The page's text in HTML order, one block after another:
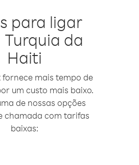
para ligar
da
Haiti
fornece mais tempo de
um custo mais baixo.
de nossas opções
chamada com tarifas
baixas: